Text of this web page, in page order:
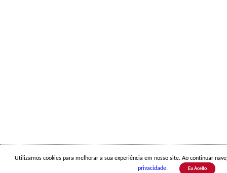
Utilizamos cookies para melhorar a sua experiência em nosso site. Ao continuar
privacidade. Eu Aceito